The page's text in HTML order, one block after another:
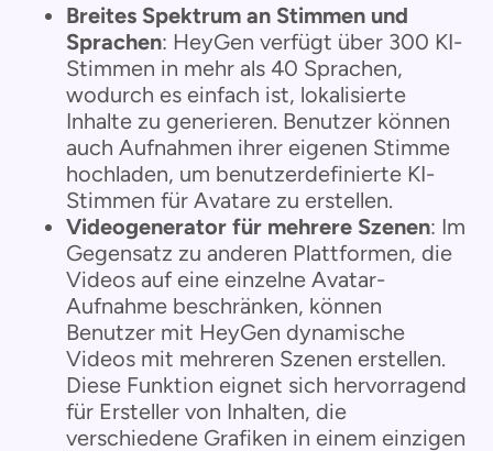
Breites Spektrum an Stimmen und
Sprachen: HeyGen verfügt über 300 KI-
Stimmen in mehr als 40 Sprachen,
wodurch es einfach ist, lokalisierte
Inhalte zu generieren. Benutzer können
auch Aufnahmen ihrer eigenen Stimme
hochladen, um benutzerdefinierte KI-
Stimmen für Avatare zu erstellen.
Videogenerator für mehrere Szenen: Im
Gegensatz zu anderen Plattformen, die
Videos auf eine einzelne Avatar-
Aufnahme beschränken, können
Benutzer mit HeyGen dynamische
Videos mit mehreren Szenen erstellen.
Diese Funktion eignet sich hervorragend
für Ersteller von Inhalten, die
verschiedene Grafiken in einem einzigen